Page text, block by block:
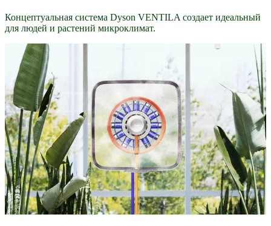
Концептуальная система Dyson VENTILA создает идеальный
для людей и растений микроклимат.